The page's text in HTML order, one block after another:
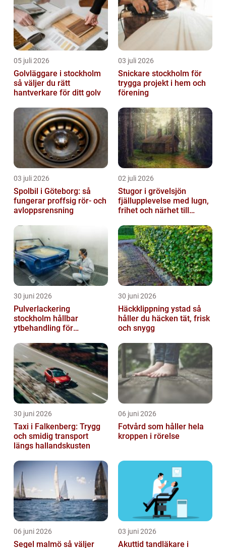
05 juli 2026
Golvläggare i stockholm
så väljer du rätt
hantverkare för ditt golv
03 juli 2026
Snickare stockholm för
trygga projekt i hem och
förening
03 juli 2026
Spolbil i Göteborg: så
fungerar proffsig rör- och
avloppsrensning
02 juli 2026
Stugor i grövelsjön
fjällupplevelse med lugn,
frihet och närhet till
30 juni 2026
Pulverlackering
stockholm hållbar
ytbehandling för
30 juni 2026
Häckklippning ystad så
håller du häcken tät, frisk
och snygg
30 juni 2026
Taxi i Falkenberg: Trygg
och smidig transport
längs hallandskusten
06 juni 2026
Fotvård som håller hela
kroppen i rörelse
06 juni 2026
Segel malmö så väljer
03 juni 2026
Akuttid tandläkare i